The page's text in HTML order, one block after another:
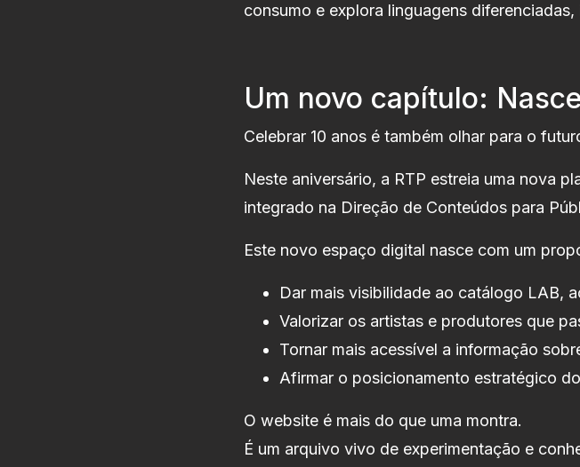
consumo e explora linguagens
Um novo capítulo:
Celebrar 10 anos é também olhar para o
Neste aniversário, a RTP estreia uma nova
integrado na Direção de Conteúdos para
Este novo espaço digital nasce com um
Dar mais visibilidade ao catálogo LAB,
Valorizar os artistas e produtores que
Tornar mais acessível a informação
Afirmar o posicionamento estratégico
O website é mais do que uma montra.
É um arquivo vivo de experimentação e